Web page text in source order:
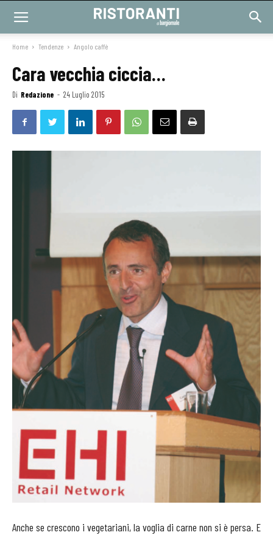
Home Tendenze Angolo caffè
Cara vecchia ciccia…
Di Redazione - 24 Luglio 2015
Anche se crescono i vegetariani, la voglia di carne non si è persa. E